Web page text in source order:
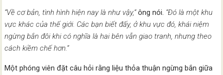
“Về cơ bản, tình hình hiện nay là như vậy,”ông nói. “Đó là một khu
vực khác của thế giới. Các bạn biết đấy, ở khu vực đó, khái niệm
ngừng bắn đôi khi có nghĩa là hai bên vẫn giao tranh, nhưng theo
cách kiềm chế hơn.”
Một phóng viên đặt câu hỏi rằng liệu thỏa thuận ngừng bắn giữa